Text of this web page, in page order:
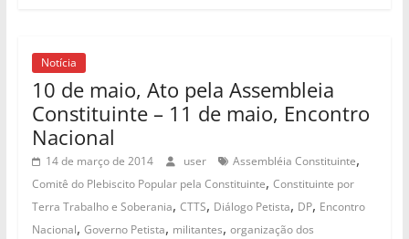
Notícia
10 de maio, Ato pela Assembleia
Constituinte – 11 de maio, Encontro
Nacional
14 de março de 2014 user Assembléia Constituinte,
Comitê do Plebiscito Popular pela Constituinte, Constituinte por
Terra Trabalho e Soberania, CTTS, Diálogo Petista, DP, Encontro
Nacional, Governo Petista, militantes, organização dos